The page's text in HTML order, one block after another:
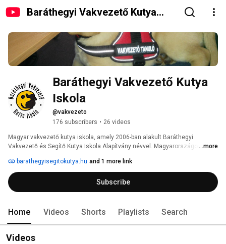
Baráthegyi Vakvezető Kutya
Baráthegyi Vakvezető Kutya
Iskola
@vakvezeto
176 subscribers • 26 videos
Magyar vakvezető kutya iskola, amely 2006-ban alakult Baráthegyi
Vakvezető és Segítő Kutya Iskola Alapítvány névvel. Magyarországon a
gyengén látóknak nagyobb segítséget jelentenek a mindennapokban, mint
bármelyik élettelen segédeszköz. Állami támogatás nélkül működünk,
szakmai munkánk sikerének záloga az önkéntes támogatóink. Magán
adományokból 2013-ban már egy tucat vakvezető kutyát adtunk át ingyen
szintén magánadományokból évente mintegy ezer vakvezető kutyát
kutyáink számának megduplázása.
...more
barathegyisegitokutya.hu and 1 more link
Subscribe
Home Videos Shorts Playlists Search
Videos